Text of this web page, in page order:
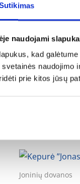
naudojami
kad
naudojimo
prie kitos jūsų
41046 arba
informacijos
Joninių dovanos